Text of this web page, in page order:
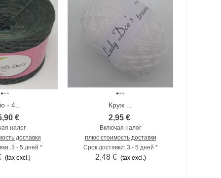
- 4...
€
налог
доставки
3 - 5 дней *
(tax excl.)
Круж ...
2,95 €
Включая налог
плюс стоимость доставки
Срок доставки: 3 - 5 дней *
2,48 € (tax excl.)